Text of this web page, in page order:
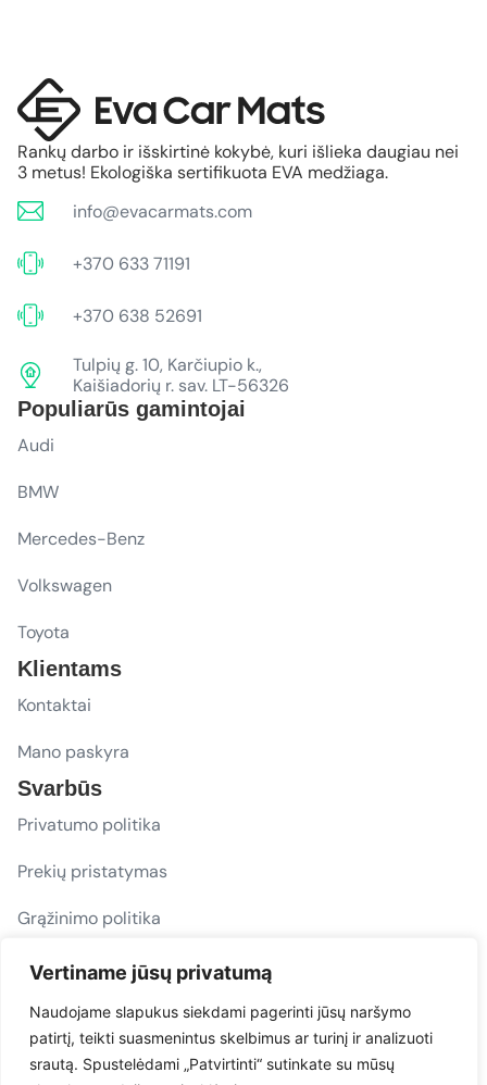
Vertiname jūsų privatumą
Naudojame slapukus siekdami pagerinti jūsų naršymo
patirtį, teikti suasmenintus skelbimus ar turinį ir analizuoti
srautą. Spustelėdami „Patvirtinti“ sutinkate su mūsų
Rankų darbo ir išskirtinė kokybė, kuri išlieka daugiau nei
3 metus! Ekologiška sertifikuota EVA medžiaga.
info@evacarmats.com
+370 633 71191
+370 638 52691
Tulpių g. 10, Karčiupio k.,
Kaišiadorių r. sav. LT-56326
Populiarūs gamintojai
Audi
BMW
Mercedes-Benz
Volkswagen
Toyota
Klientams
Kontaktai
Mano paskyra
Svarbūs
Privatumo politika
Prekių pristatymas
Grąžinimo politika
D. U. K.
Sekite mus
evacarmats